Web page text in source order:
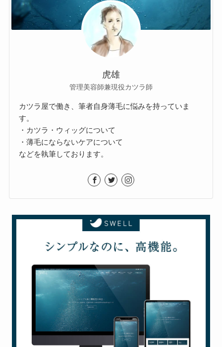
虎雄
管理美容師兼現役カツラ師
カツラ屋で働き、筆者自身薄毛に悩みを持っていま
す。
・カツラ・ウィッグについて
・薄毛にならないケアについて
などを執筆しております。